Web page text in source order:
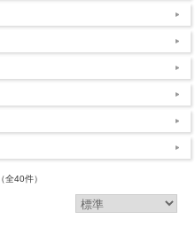
（全40件）